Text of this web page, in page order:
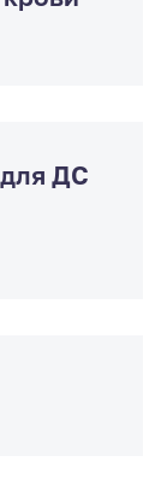
ДС